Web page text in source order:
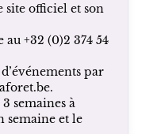
site officiel et son
+32 (0)2 374 54
par
semaines à
semaine et le